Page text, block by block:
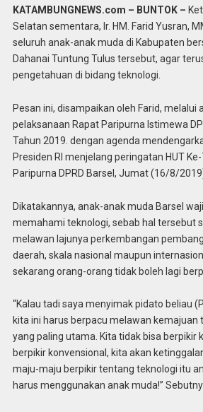
KATAMBUNGNEWS.com – BUNTOK –
Selatan sementara, Ir. HM. Farid Yusran,
seluruh anak-anak muda di Kabupaten
Dahanai Tuntung Tulus tersebut, agar
pengetahuan di bidang teknologi.
Pesan ini, disampaikan oleh Farid, melalui
pelaksanaan Rapat Paripurna Istimewa
Tahun 2019. dengan agenda
Presiden RI menjelang peringatan HUT Ke-
Paripurna DPRD Barsel, Jumat (16/8/
Dikatakannya, anak-anak muda Barsel
memahami teknologi, sebab hal tersebut
melawan lajunya perkembangan
daerah, skala nasional maupun
sekarang orang-orang tidak boleh lagi
“Kalau tadi saya menyimak pidato beliau
kita ini harus berpacu melawan kemajuan
yang paling utama. Kita tidak bisa berpikir
berpikir konvensional, kita akan
maju-maju berpikir tentang teknologi itu
harus menggunakan anak muda!”